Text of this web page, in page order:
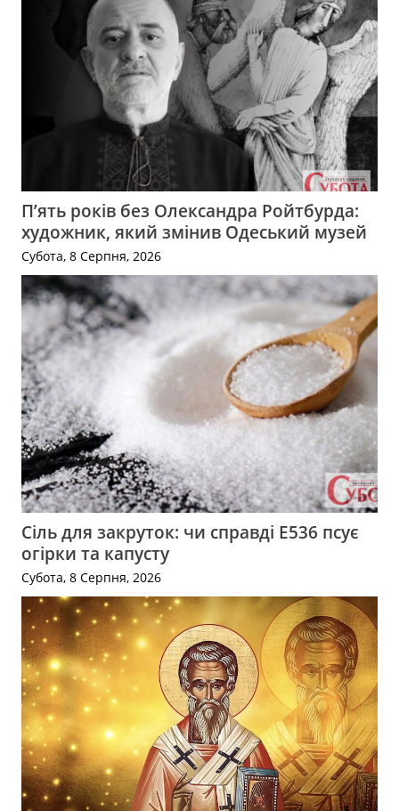
П’ять років без Олександра Ройтбурда:
художник, який змінив Одеський музей
Субота, 8 Серпня, 2026
Сіль для закруток: чи справді Е536 псує
огірки та капусту
Субота, 8 Серпня, 2026